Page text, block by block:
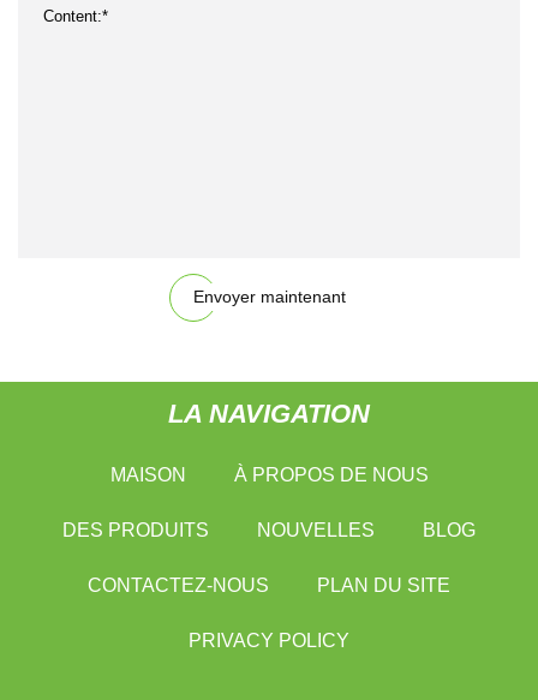
Envoyer maintenant
LA NAVIGATION
MAISON À PROPOS DE NOUS
DES PRODUITS NOUVELLES BLOG
CONTACTEZ-NOUS PLAN DU SITE
PRIVACY POLICY